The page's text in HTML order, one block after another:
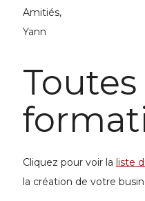
Amitiés,
Yann
Toutes
Cliquez pour voir la liste
la création de votre